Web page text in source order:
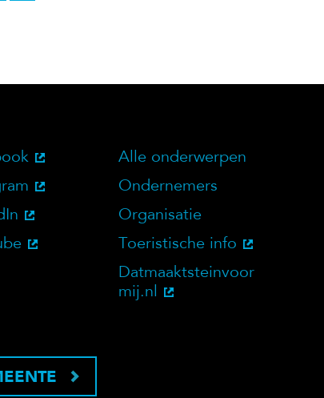
Media Doelgroepen
Alle onderwerpen
Ondernemers
Organisatie
Toeristische info
Datmaaktsteinvoor
mij.nl